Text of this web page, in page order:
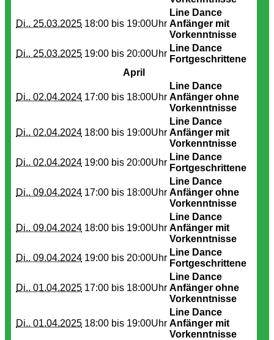
Di.. 25.03.2025 18:00 bis 19:00Uhr
Line Dance
Anfänger mit
Vorkenntnisse
Di.. 25.03.2025 19:00 bis 20:00Uhr
Line Dance
Fortgeschrittene
April
Di.. 02.04.2024 17:00 bis 18:00Uhr
Line Dance
Anfänger ohne
Vorkenntnisse
Di.. 02.04.2024 18:00 bis 19:00Uhr
Line Dance
Anfänger mit
Vorkenntnisse
Di.. 02.04.2024 19:00 bis 20:00Uhr
Line Dance
Fortgeschrittene
Di.. 09.04.2024 17:00 bis 18:00Uhr
Line Dance
Anfänger ohne
Vorkenntnisse
Di.. 09.04.2024 18:00 bis 19:00Uhr
Line Dance
Anfänger mit
Vorkenntnisse
Di.. 09.04.2024 19:00 bis 20:00Uhr
Line Dance
Fortgeschrittene
Di.. 01.04.2025 17:00 bis 18:00Uhr
Line Dance
Anfänger ohne
Vorkenntnisse
Di.. 01.04.2025 18:00 bis 19:00Uhr
Line Dance
Anfänger mit
Vorkenntnisse